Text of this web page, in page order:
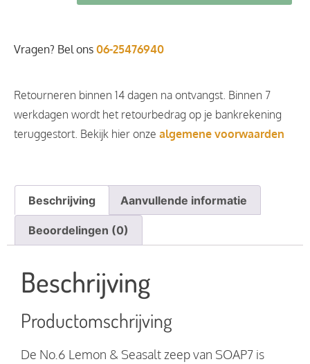
Vragen? Bel ons 06-25476940
Retourneren binnen 14 dagen na ontvangst. Binnen 7
werkdagen wordt het retourbedrag op je bankrekening
teruggestort. Bekijk hier onze algemene voorwaarden
Beschrijving Aanvullende informatie
Beoordelingen (0)
Beschrijving
Productomschrijving
De No.6 Lemon & Seasalt zeep van SOAP7 is